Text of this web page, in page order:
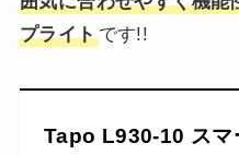
プライトです!!
Tapo L930-10 スマ